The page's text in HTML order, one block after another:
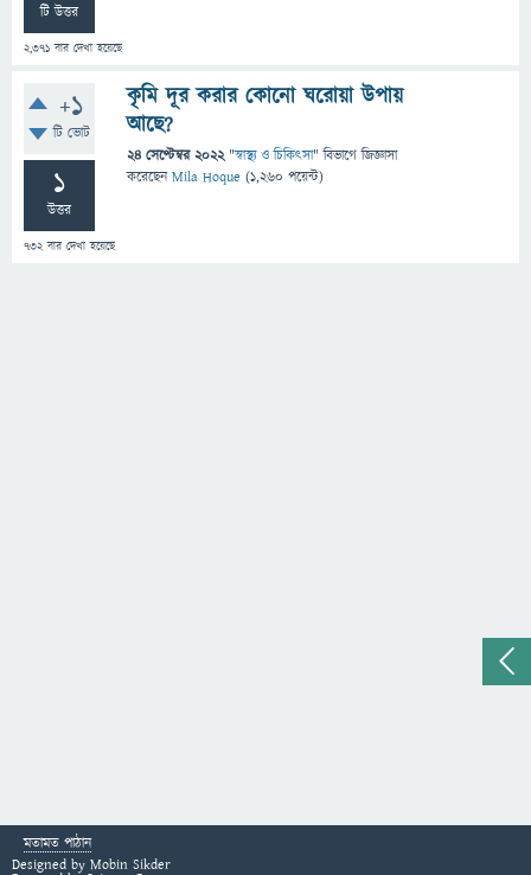
টি উত্তর
2,371 বার দেখা হয়েছে
+1
টি ভোট
1
উত্তর
732বার দেখা হয়েছে
কৃমি দূর করার কোনো ঘরোয়া উপায়
আছে?
24 সেপ্টেম্বর 2022 "স্বাস্থ্য ও চিকিৎসা" বিভাগে জিজ্ঞাসা
করেছেনMila Hoque (1,260 পয়েন্ট)
মতামত পাঠান
Designed by Mobin Sikder